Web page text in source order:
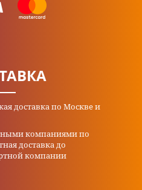
доставка по Москве и
компаниями по
доставка до
компании